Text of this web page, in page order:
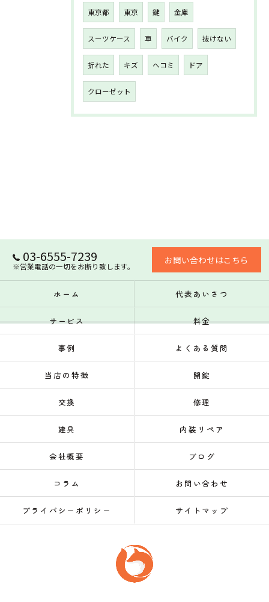
東京都 東京 鍵 金庫
スーツケース 車 バイク 抜けない
折れた キズ ヘコミ ドア
クローゼット
03-6555-7239
※営業電話の一切をお断り致します。
お問い合わせはこちら
ホーム 代表あいさつ
サービス 料金
事例 よくある質問
当店の特徴 開錠
交換 修理
建具 内装リペア
会社概要 ブログ
コラム お問い合わせ
プライバシーポリシー サイトマップ